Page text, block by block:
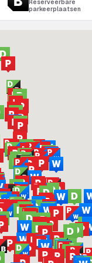
Reserveerbare
parkeerplaatsen